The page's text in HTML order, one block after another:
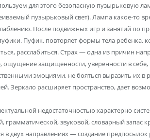
для этого безопасную пузырьковую
пузырьковый свет). Лампа какое-то
После подвижных игр и занятий по
Пуфик, повторяет формы тела ребенка,
расслабиться. Страх — одна из причин
ощущение защищенности, уверенности в себе,
эмоциями, не бояться выразить их в
Зеркало расширяет пространство, дает
недостаточностью характерно
грамматической, звуковой, словарный запас
в двух направлениях — создание